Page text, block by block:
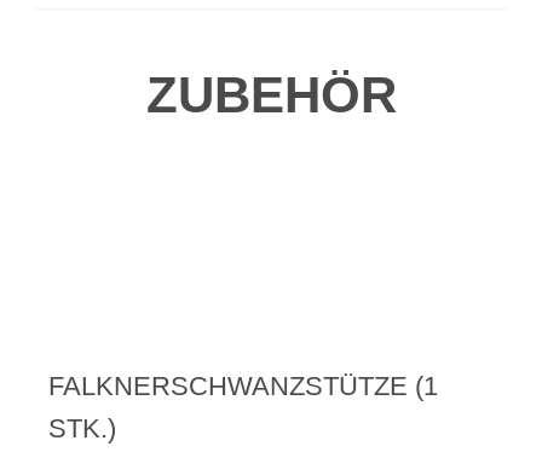
ZUBEHÖR
FALKNERSCHWANZSTÜTZE (1
STK.)